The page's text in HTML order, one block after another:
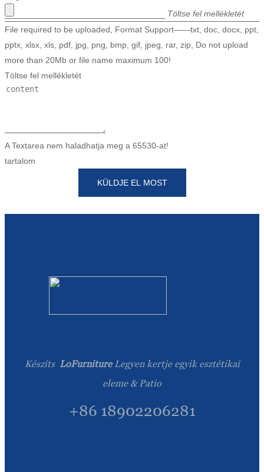
العربية
O'zbek
Esperanto
Töltse fel mellékletét
File required to be uploaded, Format Support——txt, doc, docx, ppt,
pptx, xlsx, xls, pdf, jpg, png, bmp, gif, jpeg, rar, zip, Do not upload
more than 20Mb or file name maximum 100!
Töltse fel mellékletét
A Textarea nem haladhatja meg a 65530-at!
tartalom
KÜLDJE EL MOST
Készíts LoFurniture Legyen kertje egyik esztétikai
eleme & Patio
+86 18902206281